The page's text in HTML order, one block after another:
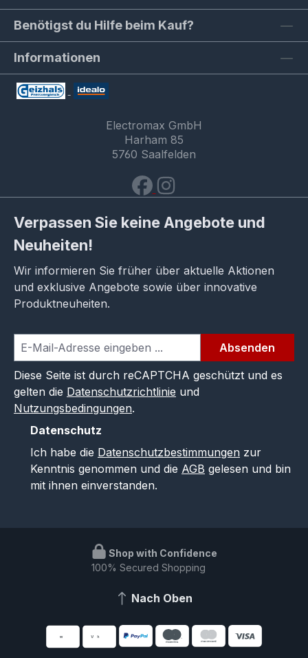
Benötigst du Hilfe beim Kauf?
Informationen
Electromax GmbH
Harham 85
5760 Saalfelden
Verpassen Sie keine Angebote und
Neuheiten!
Wir informieren Sie früher über aktuelle Aktionen
und exklusive Angebote sowie über innovative
Produktneuheiten.
Absenden
Diese Seite ist durch reCAPTCHA geschützt und es
gelten die Datenschutzrichtlinie und
Nutzungsbedingungen.
Datenschutz
Ich habe die Datenschutzbestimmungen zur
Kenntnis genommen und die AGB gelesen und bin
mit ihnen einverstanden.
Shop with Confidence
100% Secured Shopping
Nach Oben